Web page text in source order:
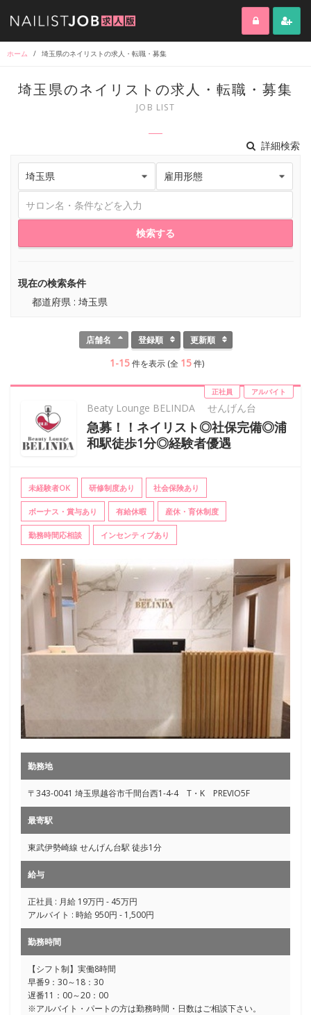
ホーム / 埼玉県のネイリストの求人・転職・募集
埼玉県のネイリストの求人・転職・募集
JOB LIST
検索する
詳細検索
現在の検索条件
都道府県 : 埼玉県
店舗名 登録順 更新順
1-15 件を表示 (全 15 件)
正社員 アルバイト
Beaty Lounge BELINDA せんげん台
急募！！ネイリスト◎社保完備◎浦
和駅徒歩1分◎経験者優遇
未経験者OK 研修制度あり 社会保険あり
ボーナス・賞与あり 有給休暇 産休・育休制度
勤務時間応相談 インセンティブあり
勤務地
〒343-0041 埼玉県越谷市千間台西1-4-4 T・K PREVIO5F
最寄駅
東武伊勢崎線 せんげん台駅 徒歩1分
給与
正社員 : 月給 19万円 - 45万円
アルバイト : 時給 950円 - 1,500円
勤務時間
【シフト制】実働8時間
早番9：30～18：30
遅番11：00～20：00
※アルバイト・パートの方は勤務時間・日数はご相談下さい。